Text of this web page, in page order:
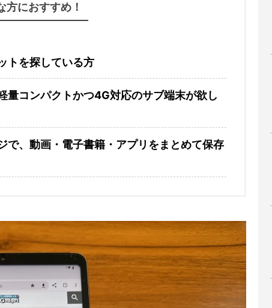
方におすすめ！
トを探している方
量コンパクトかつ4G対応のサブ端末が欲し
で、動画・電子書籍・アプリをまとめて保存